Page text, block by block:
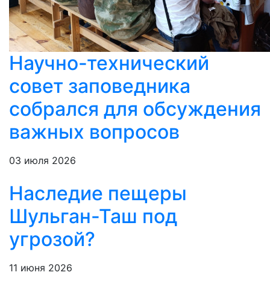
Научно-технический
совет заповедника
собрался для обсуждения
важных вопросов
03 июля 2026
Наследие пещеры
Шульган-Таш под
угрозой?
11 июня 2026